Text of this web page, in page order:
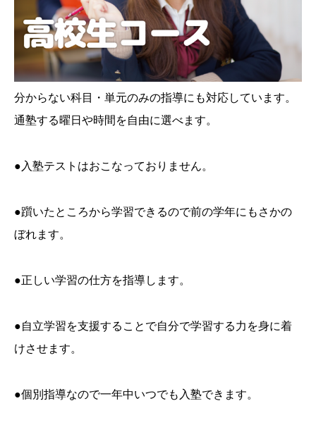
分からない科目・単元のみの指導にも対応しています。
通塾する曜日や時間を自由に選べます。
●入塾テストはおこなっておりません。
●躓いたところから学習できるので前の学年にもさかの
ぼれます。
●正しい学習の仕方を指導します。
●自立学習を支援することで自分で学習する力を身に着
けさせます。
●個別指導なので一年中いつでも入塾できます。